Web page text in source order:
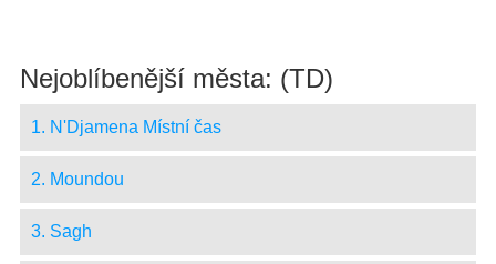
Nejoblíbenější města: (TD)
1. N'Djamena Místní čas
2. Moundou
3. Sagh